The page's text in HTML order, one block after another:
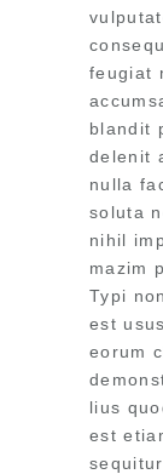
feugiat
blandit
delenit
nulla
soluta
nihil
mazim
Typi
est
eorum
lius
est